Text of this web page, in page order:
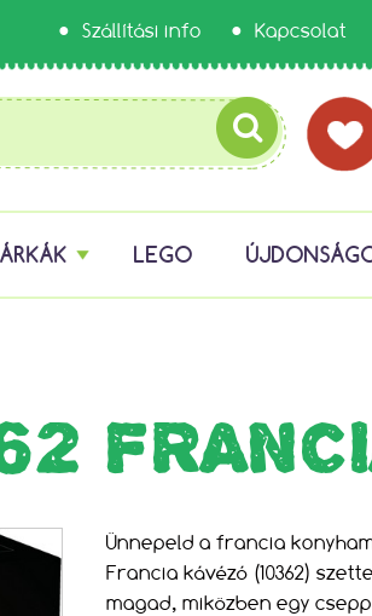
Szállítási info Kapcsolat
LEGO
Ünnepeld a francia
Francia kávézó (10362)
magad, miközben egy